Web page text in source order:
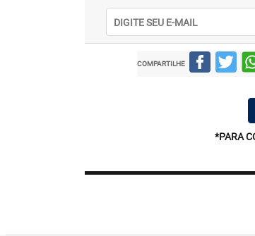
COMPARTILHE
*PARA